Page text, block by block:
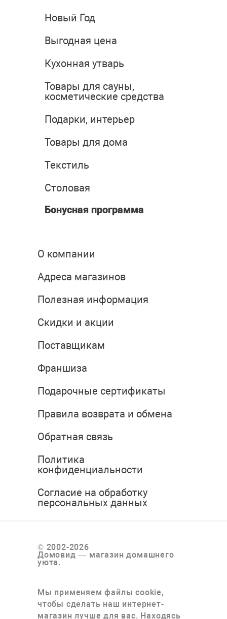
Новый Год
Выгодная цена
Кухонная утварь
Товары для сауны,
косметические средства
Подарки, интерьер
Товары для дома
Текстиль
Столовая
Бонусная программа
О компании
Адреса магазинов
Полезная информация
Скидки и акции
Поставщикам
Франшиза
Подарочные сертификаты
Правила возврата и обмена
Обратная связь
Политика
конфиденциальности
Согласие на обработку
персональных данных
© 2002-2026
Домовид — магазин домашнего
уюта.
Мы применяем файлы cookie,
чтобы сделать наш интернет-
магазин лучше для вас. Находясь